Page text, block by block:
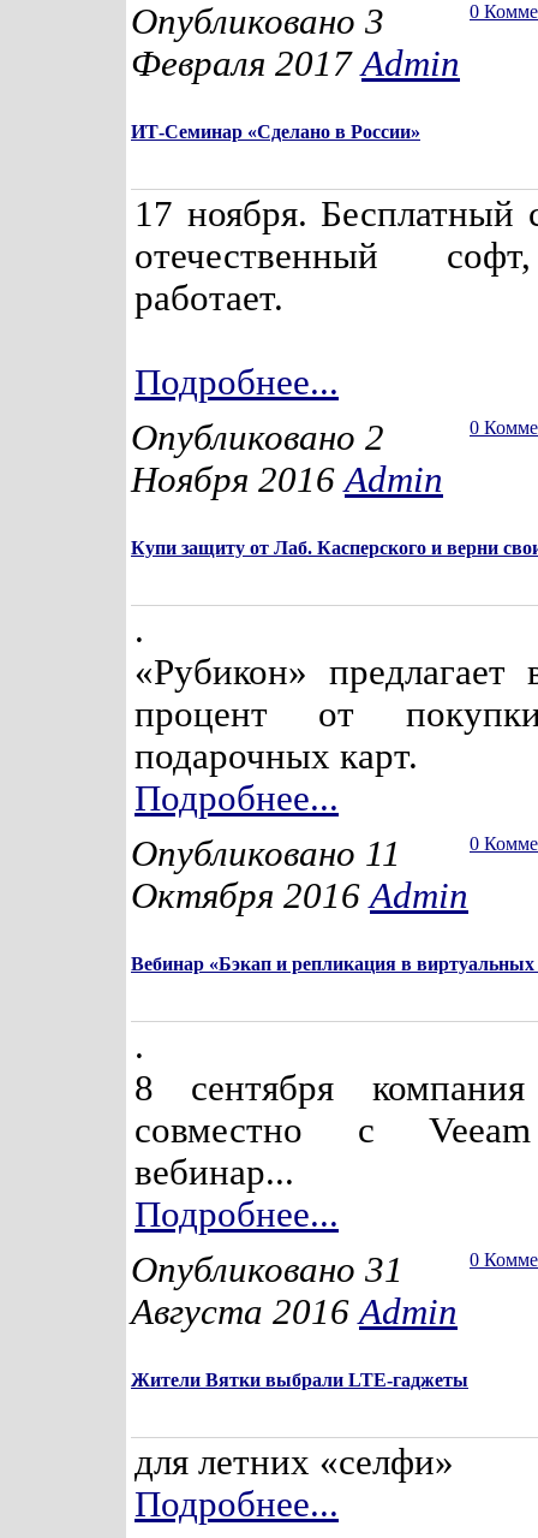
0
Опубликовано 3
Февраля 2017Admin
ИТ-Семинар «Сделано в России»
17 ноября. Бесплатный
отечественный
работает.
Подробнее...
0
Опубликовано 2
Ноября 2016Admin
Купи защиту от Лаб. Касперского и верни
.
«Рубикон» предлагает
процент от
подарочных карт.
Подробнее...
0
Опубликовано 11
Октября 2016Admin
Вебинар «Бэкап и репликация в виртуальных
.
8 сентября
совместно с
вебинар...
Подробнее...
0
Опубликовано 31
Августа 2016Admin
Жители Вятки выбрали LTE-гаджеты
для летних «селфи»
Подробнее...